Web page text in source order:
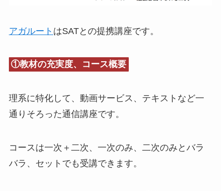
アガルート はSATとの提携講座です。
①教材の充実度、コース概要
理系に特化して、動画サービス、テキストなど一
通りそろった通信講座です。
コースは一次＋二次、一次のみ、二次のみとバラ
バラ、セットでも受講できます。